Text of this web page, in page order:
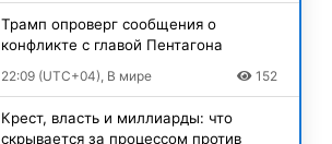
Трамп опроверг сообщения о
конфликте с главой Пентагона
22:09 (UTC+04), В мире 152
Крест, власть и миллиарды: что
скрывается за процессом против